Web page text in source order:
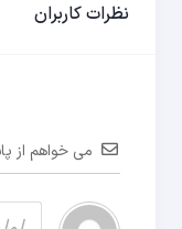
نظرات کاربران
می خواهم از